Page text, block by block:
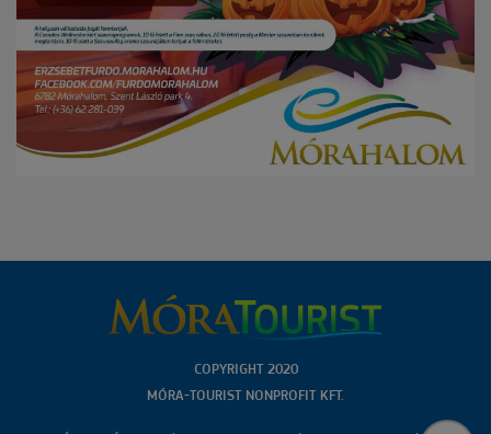
COPYRIGHT 2020
MÓRA-TOURIST NONPROFIT KFT.